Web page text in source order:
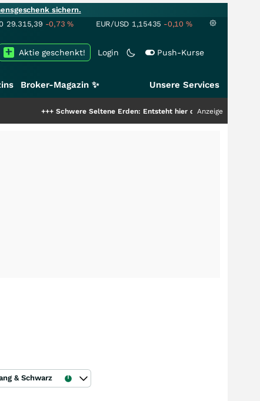
sichern.
29.315,39 -0,73% EUR/USD 1,15435 -0,10 %
Login Push-Kurse
Aktie geschenkt!
Broker-Magazin ✨ Unsere Services
Schwere Seltene Erden: Entsteht hier die nächste Milliardenstory?
Anzeige
& Schwarz